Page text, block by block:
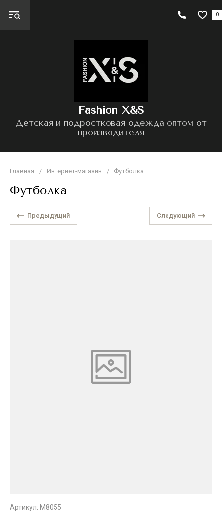
0
Fashion X&S
Детская и подростковая одежда оптом от
производителя
Главная / Интернет-магазин / Футболка
Футболка
Предыдущий Следующий
Артикул: M8055